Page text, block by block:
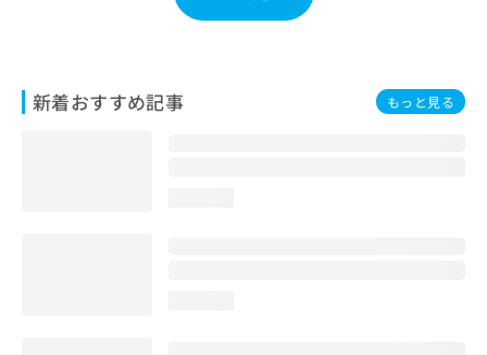
新着おすすめ記事 もっと見る
わ